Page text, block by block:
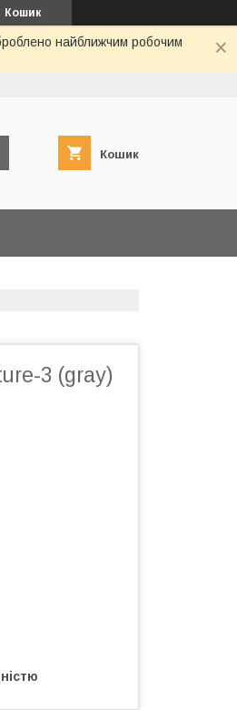
Кошик
найближчим робочим
Кошик
3 (gray)